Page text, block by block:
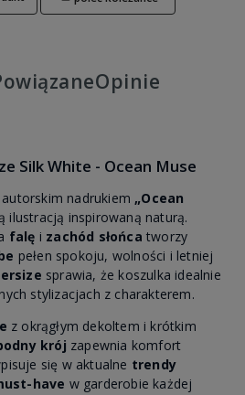
Opinie
Silk White - Ocean Muse
autorskim nadrukiem „Ocean
ilustracją inspirowaną naturą.
falę i zachód słońca tworzy
pełen spokoju, wolności i letniej
sprawia, że koszulka idealnie
stylizacjach z charakterem.
z okrągłym dekoltem i krótkim
krój zapewnia komfort
się w aktualne trendy
have w garderobie każdej